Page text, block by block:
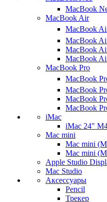
MacBook
MacBook Air
MacBook
MacBook
MacBook
MacBook
MacBook Pro
MacBook
MacBook
MacBook
MacBook
iMac
iMac 24"
Mac mini
Mac mini
Mac mini
Apple Studio
Mac Studio
Аксессуары
Pencil
Трекер